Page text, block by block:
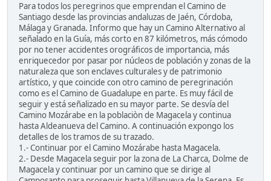
Para todos los peregrinos que emprendan el Camino de
Santiago desde las provincias andaluzas de Jaén, Córdoba,
Málaga y Granada. Informo que hay un Camino Alternativo al
señalado en la Guía, más corto en 87 kilómetros, más cómodo
por no tener accidentes orográficos de importancia, más
enriquecedor por pasar por núcleos de población y zonas de la
naturaleza que son enclaves culturales y de patrimonio
artístico, y que coincide con otro camino de peregrinación
como es el Camino de Guadalupe en parte. Es muy fácil de
seguir y está señalizado en su mayor parte. Se desvía del
Camino Mozárabe en la poblaciòn de Magacela y continua
hasta Aldeanueva del Camino. A continuación expongo los
detalles de los tramos de su trazado.
1.- Continuar por el Camino Mozárabe hasta Magacela.
2.- Desde Magacela seguir por la zona de La Charca, Dolme de
Magacela y continuar por un camino que se dirige al